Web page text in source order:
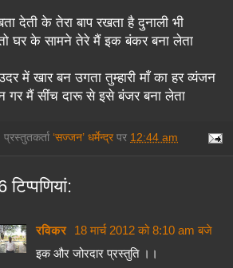
देती के तेरा बाप रखता है दुनाली भी
घर के सामने तेरे मैं इक बंकर बना लेता
में खार बन उगता तुम्हारी माँ का हर व्यंजन
गर मैं सींच दारू से इसे बंजर बना लेता
प्रस्तुतकर्ता ‘सज्जन’ धर्मेन्द्र पर 12:44 am
टिप्‍पणियां:
रविकर 18 मार्च 2012 को 8:10 am बजे
इक और जोरदार प्रस्तुति ।।